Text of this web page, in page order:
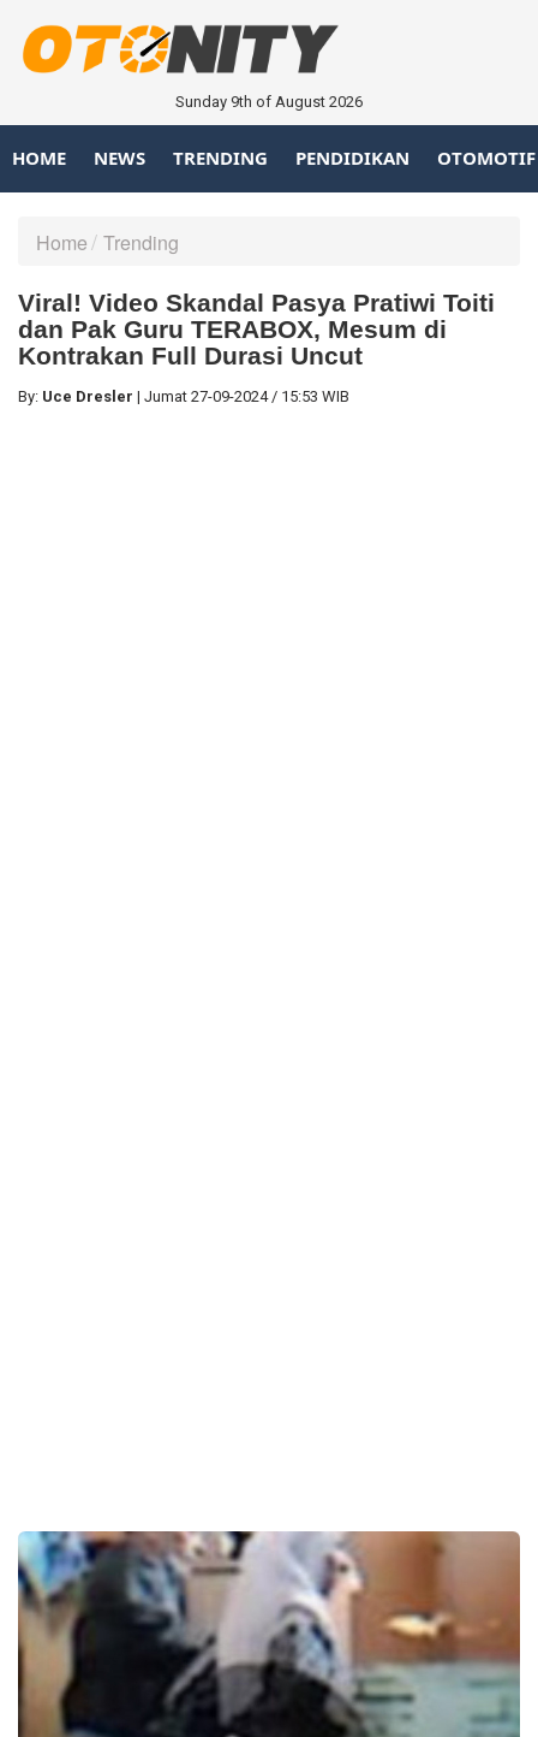
Sunday 9th of August 2026
HOME NEWS TRENDING PENDIDIKAN OTOMOTIF
Home Trending
Viral! Video Skandal Pasya Pratiwi Toiti
dan Pak Guru TERABOX, Mesum di
Kontrakan Full Durasi Uncut
By: Uce Dresler | Jumat 27-09-2024 / 15:53 WIB